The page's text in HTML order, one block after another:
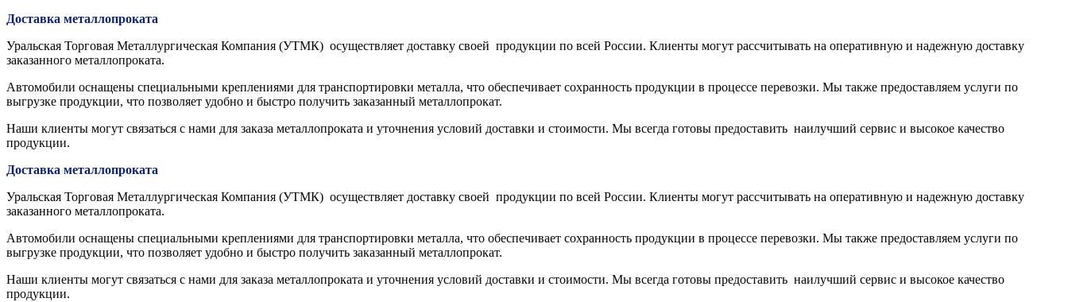
Доставка металлопроката
Уральская Торговая Металлургическая Компания (УТМК) осуществляет доставку своей продукции по всей России. Клиенты могут рассчитывать на оперативную и надежную доставку
заказанного металлопроката.
Автомобили оснащены специальными креплениями для транспортировки металла, что обеспечивает сохранность продукции в процессе перевозки. Мы также предоставляем услуги по
выгрузке продукции, что позволяет удобно и быстро получить заказанный металлопрокат.
Наши клиенты могут связаться с нами для заказа металлопроката и уточнения условий доставки и стоимости. Мы всегда готовы предоставить наилучший сервис и высокое качество
продукции.
Доставка металлопроката
Уральская Торговая Металлургическая Компания (УТМК) осуществляет доставку своей продукции по всей России. Клиенты могут рассчитывать на оперативную и надежную доставку
заказанного металлопроката.
Автомобили оснащены специальными креплениями для транспортировки металла, что обеспечивает сохранность продукции в процессе перевозки. Мы также предоставляем услуги по
выгрузке продукции, что позволяет удобно и быстро получить заказанный металлопрокат.
Наши клиенты могут связаться с нами для заказа металлопроката и уточнения условий доставки и стоимости. Мы всегда готовы предоставить наилучший сервис и высокое качество
продукции.